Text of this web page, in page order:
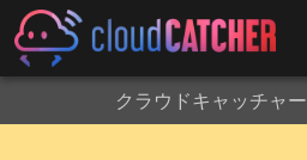
クラウドキャッチャー